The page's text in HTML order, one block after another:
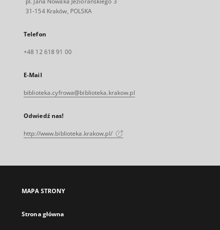
31-154 Kraków, POLSKA
Telefon
+48 12 618 91 00
E-Mail
biblioteka.cyfrowa@biblioteka.krakow.pl
Odwiedź nas!
http://www.biblioteka.krakow.pl/
MAPA STRONY
Strona główna